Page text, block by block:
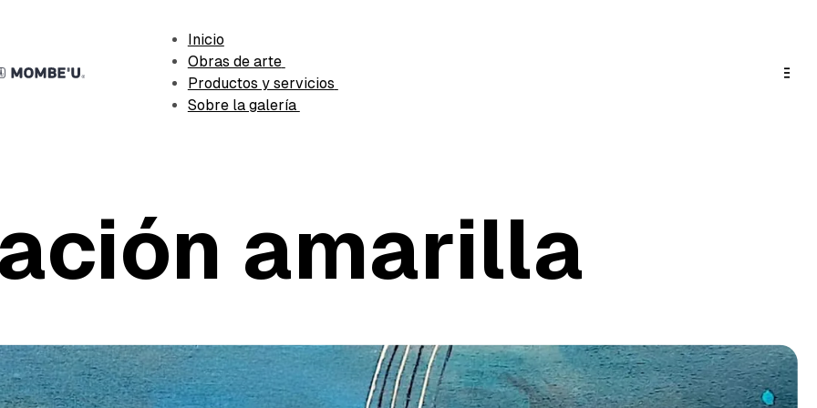
Inicio
Obras de arte
Productos y servicios
Sobre la galería
amarilla
noviembre 30, 2022